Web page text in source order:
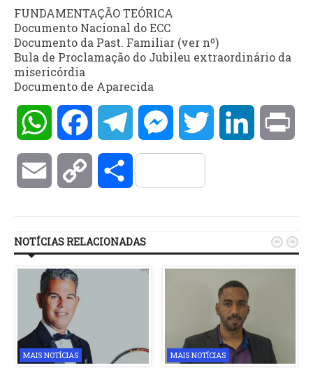
FUNDAMENTAÇÃO TEÓRICA
Documento Nacional do ECC
Documento da Past. Familiar (ver nº)
Bula de Proclamação do Jubileu extraordinário da
misericórdia
Documento de Aparecida
WhatsAppFacebookTelegramMessengerTwitter LinkedIn
Email Copy Compartilhar
NOTÍCIAS RELACIONADAS
MAIS NOTÍCIAS MAIS NOTÍCIAS
 